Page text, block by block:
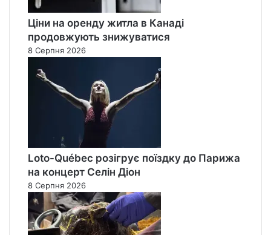
Ціни на оренду житла в Канаді
продовжують знижуватися
8 Серпня 2026
Loto-Québec розігрує поїздку до Парижа
на концерт Селін Діон
8 Серпня 2026